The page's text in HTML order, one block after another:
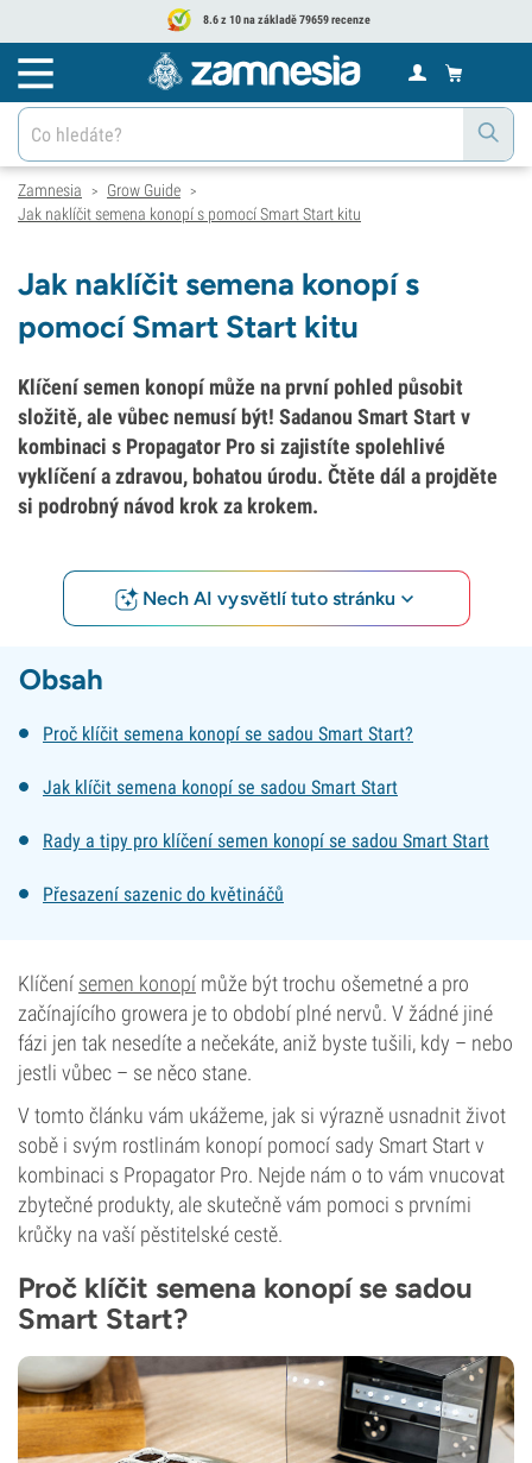
8.6 z 10 na základě 79659 recenze
Zamnesia > Grow Guide >
Jak naklíčit semena konopí s pomocí Smart Start kitu
Jak naklíčit semena konopí s
pomocí Smart Start kitu
Klíčení semen konopí může na první pohled působit
složitě, ale vůbec nemusí být! Sadanou Smart Start v
kombinaci s Propagator Pro si zajistíte spolehlivé
vyklíčení a zdravou, bohatou úrodu. Čtěte dál a projděte
si podrobný návod krok za krokem.
Nech AI vysvětlí tuto stránku
Obsah
Proč klíčit semena konopí se sadou Smart Start?
Jak klíčit semena konopí se sadou Smart Start
Rady a tipy pro klíčení semen konopí se sadou Smart Start
Přesazení sazenic do květináčů
Klíčení semen konopí může být trochu ošemetné a pro
začínajícího growera je to období plné nervů. V žádné jiné
fázi jen tak nesedíte a nečekáte, aniž byste tušili, kdy – nebo
jestli vůbec – se něco stane.
V tomto článku vám ukážeme, jak si výrazně usnadnit život
sobě i svým rostlinám konopí pomocí sady Smart Start v
kombinaci s Propagator Pro. Nejde nám o to vám vnucovat
zbytečné produkty, ale skutečně vám pomoci s prvními
krůčky na vaší pěstitelské cestě.
Proč klíčit semena konopí se sadou
Smart Start?